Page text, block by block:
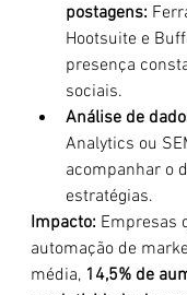
postagens:
Hootsuite e
presença
sociais.
Análise de
Analytics ou
acompanhar o
estratégias.
Impacto: Empresas
automação de
média, 14,5% de